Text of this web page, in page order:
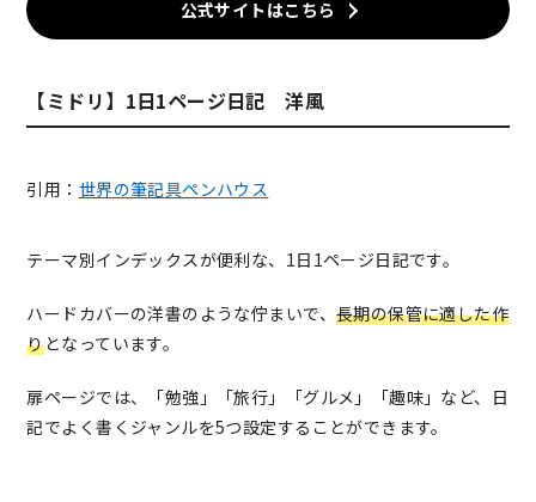
公式サイトはこちら
【ミドリ】1日1ページ日記 洋風
引用： 世界の筆記具ペンハウス
テーマ別インデックスが便利な、1日1ページ日記です。
ハードカバーの洋書のような佇まいで、 長期の保管に適した作
りとなっています。
扉ページでは、「勉強」「旅行」「グルメ」「趣味」など、日
記でよく書くジャンルを5つ設定することができます。